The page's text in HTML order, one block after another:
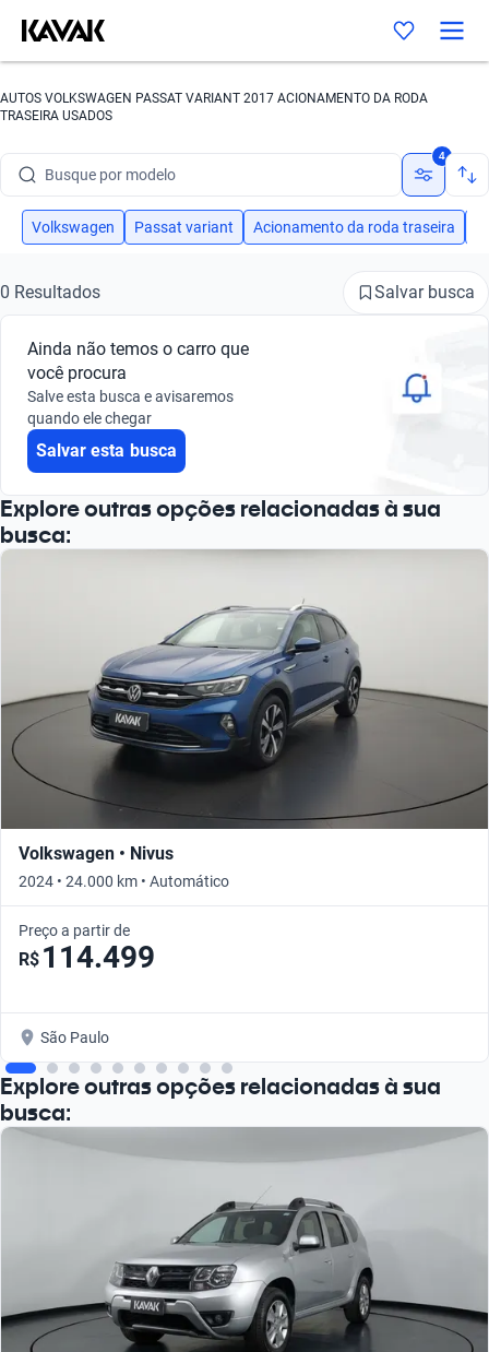
AUTOS VOLKSWAGEN PASSAT VARIANT 2017 ACIONAMENTO DA RODA
TRASEIRA USADOS
Busque por modelo
Busque por versão
Busque por marca
Busque por modelo
Busque por versão
4
Volkswagen Passat variant Acionamento da roda traseira
0 Resultados Salvar busca
Ainda não temos o carro que
você procura
Salve esta busca e avisaremos
quando ele chegar
Salvar esta busca
Explore outras opções relacionadas à sua
busca:
Volkswagen • Nivus
2024 • 24.000 km • Automático
Preço a partir de
R$ 114.499
São Paulo
Explore outras opções relacionadas à sua
busca: